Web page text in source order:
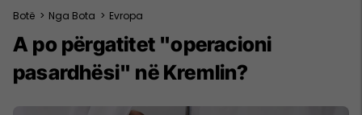
Botë > Nga Bota > Evropa
A po përgatitet "operacioni
pasardhësi" në Kremlin?